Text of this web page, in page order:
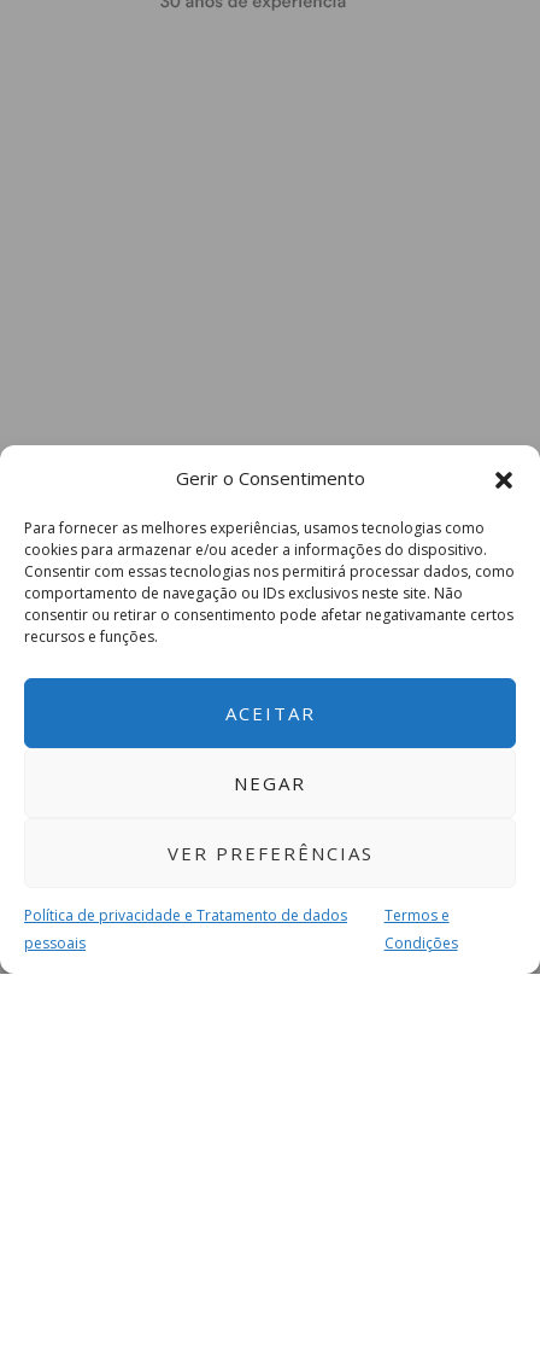
Gerir o Consentimento
Para fornecer as melhores experiências, usamos tecnologias como
cookies para armazenar e/ou aceder a informações do dispositivo.
Consentir com essas tecnologias nos permitirá processar dados, como
comportamento de navegação ou IDs exclusivos neste site. Não
consentir ou retirar o consentimento pode afetar negativamante certos
recursos e funções.
ACEITAR
NEGAR
VER PREFERÊNCIAS
Política de privacidade e Tratamento de dados
pessoais
Termos e
Condições